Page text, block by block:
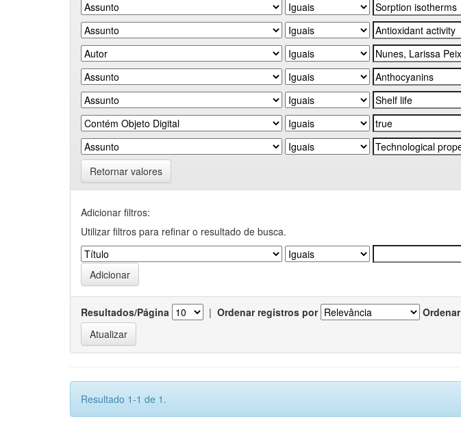
Retornar valores
Adicionar filtros:
Utilizar filtros para refinar o resultado de busca.
Resultados/Página | Ordenar registros por Ordenar
Resultado 1-1 de 1.